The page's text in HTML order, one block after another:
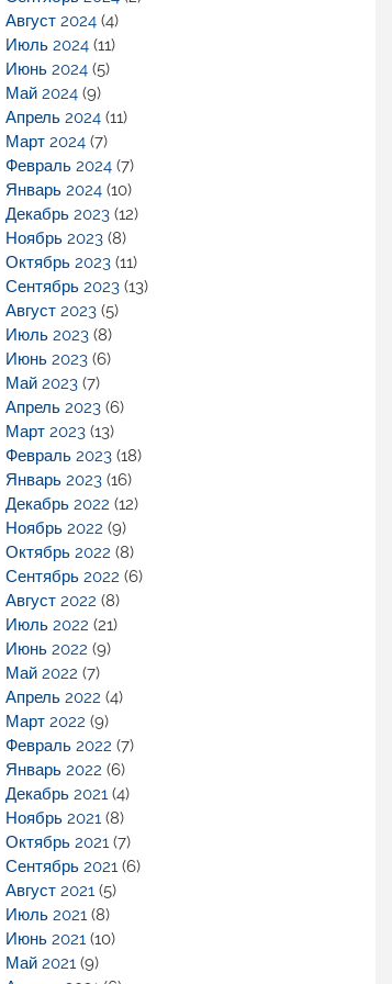
Август 2024 (4)
Июль 2024 (11)
Июнь 2024 (5)
Май 2024 (9)
Апрель 2024 (11)
Март 2024 (7)
Февраль 2024 (7)
Январь 2024 (10)
Декабрь 2023 (12)
Ноябрь 2023 (8)
Октябрь 2023 (11)
Сентябрь 2023 (13)
Август 2023 (5)
Июль 2023 (8)
Июнь 2023 (6)
Май 2023 (7)
Апрель 2023 (6)
Март 2023 (13)
Февраль 2023 (18)
Январь 2023 (16)
Декабрь 2022 (12)
Ноябрь 2022 (9)
Октябрь 2022 (8)
Сентябрь 2022 (6)
Август 2022 (8)
Июль 2022 (21)
Июнь 2022 (9)
Май 2022 (7)
Апрель 2022 (4)
Март 2022 (9)
Февраль 2022 (7)
Январь 2022 (6)
Декабрь 2021 (4)
Ноябрь 2021 (8)
Октябрь 2021 (7)
Сентябрь 2021 (6)
Август 2021 (5)
Июль 2021 (8)
Июнь 2021 (10)
Май 2021 (9)